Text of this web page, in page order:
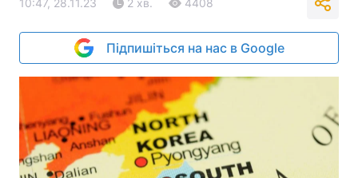
10:47, 28.11.23 2 хв. 4408
Підпишіться на нас в Google